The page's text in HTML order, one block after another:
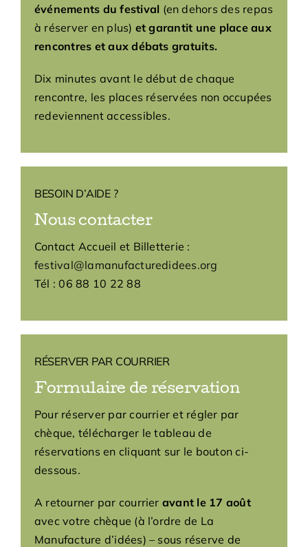
événements du festival (en dehors des repas
à réserver en plus) et garantit une place aux
rencontres et aux débats gratuits.
Dix minutes avant le début de chaque
rencontre, les places réservées non occupées
redeviennent accessibles.
BESOIN D’AIDE ?
Nous contacter
Contact Accueil et Billetterie :
festival@lamanufacturedidees.org
Tél : 06 88 10 22 88
RÉSERVER PAR COURRIER
Formulaire de réservation
Pour réserver par courrier et régler par
chèque, télécharger le tableau de
réservations en cliquant sur le bouton ci-
dessous.
A retourner par courrier avant le 17 août
avec votre chèque (à l’ordre de La
Manufacture d’idées) – sous réserve de